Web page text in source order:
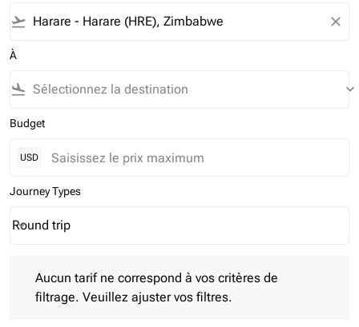
flight_takeoff close
À
flight_land keyboard_arrow_down
Budget
USD
Journey Types
Journey Types option Round trip Selected
Round trip
keyboard_arrow_down
Aucun tarif ne correspond à vos critères de
filtrage. Veuillez ajuster vos filtres.